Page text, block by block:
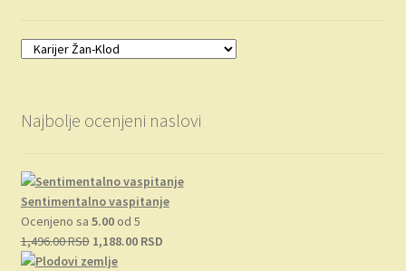
Najbolje ocenjeni naslovi
Sentimentalno vaspitanje
Ocenjeno sa 5.00od 5
1,496.00RSD Originalna
cena
1,188.00 RSDTrenutna